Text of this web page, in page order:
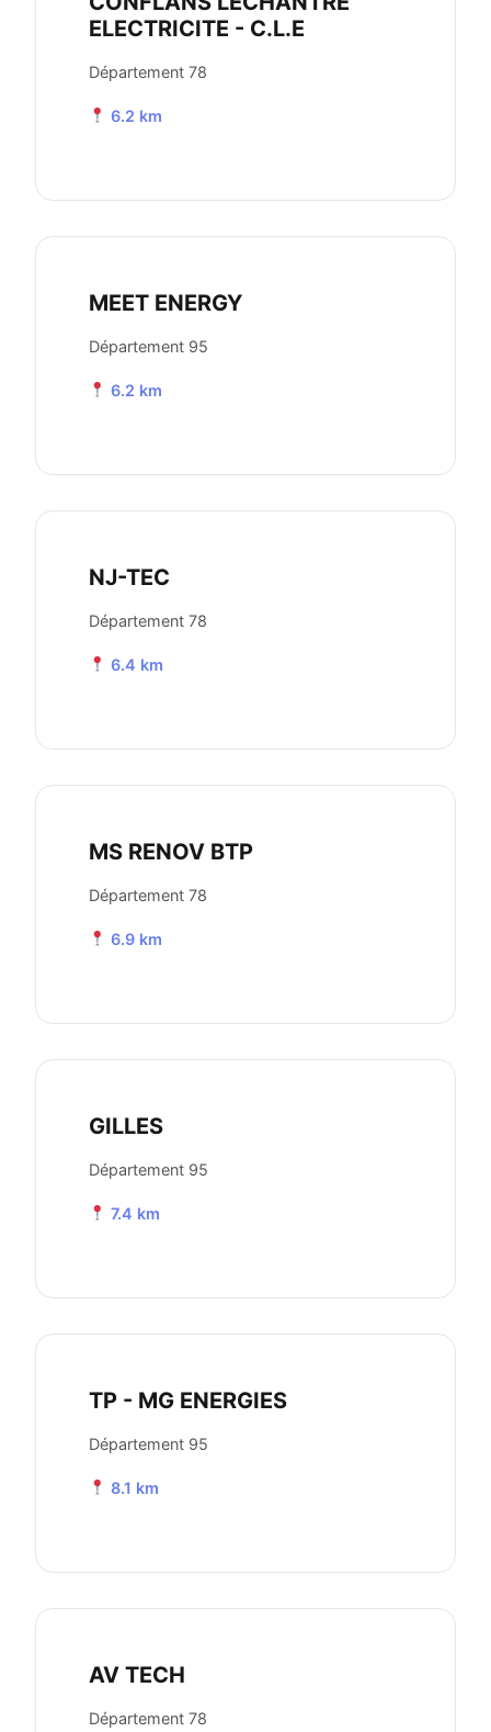
ELECTRICITE - C.L.E
Département 78
6.2 km
MEET ENERGY
Département 95
6.2 km
NJ-TEC
Département 78
6.4 km
MS RENOV BTP
Département 78
6.9 km
GILLES
Département 95
7.4 km
TP - MG ENERGIES
Département 95
8.1 km
AV TECH
Département 78